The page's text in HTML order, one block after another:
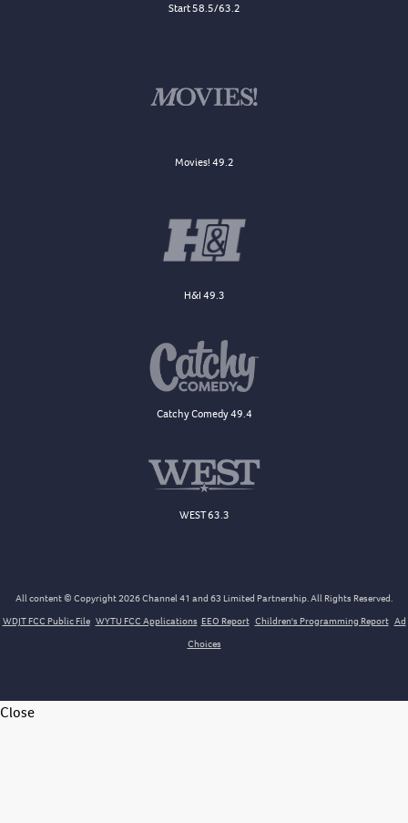
Start 58.5/63.2
Movies! 49.2
H&I 49.3
Catchy Comedy 49.4
WEST 63.3
All content © Copyright 2026 Channel 41 and 63 Limited Partnership. All Rights Reserved.
WDJT FCC Public File WYTU FCC Applications EEO Report Children's Programming Report Ad
Choices
Close